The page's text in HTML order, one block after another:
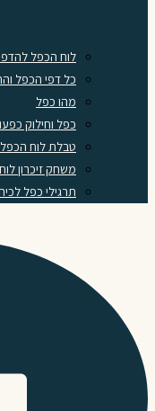
לוח הכפל
כל דפי הכפל
מהו כפל
כפל וחילוק
טבלת לוח הכפל
משחק זיכרון
תרגילי כפל